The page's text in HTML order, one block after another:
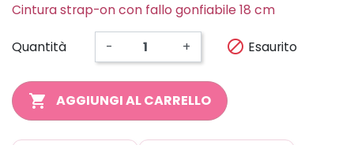
Cintura strap-on con fallo gonfiabile 18 cm
Quantità - +  Esaurito
shopping_cart AGGIUNGI AL CARRELLO